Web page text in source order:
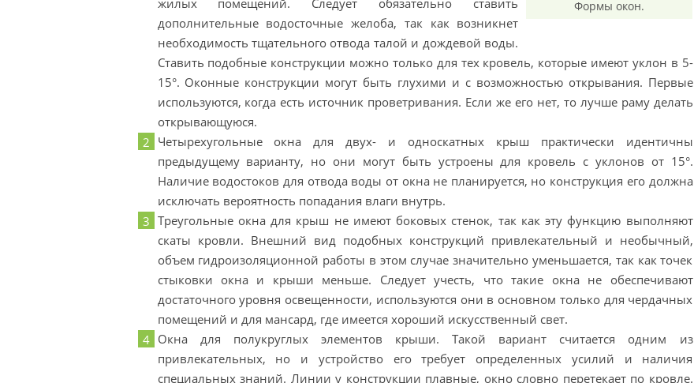
Формы окон.
жилых помещений. Следует обязательно ставить
дополнительные водосточные желоба, так как возникнет
необходимость тщательного отвода талой и дождевой воды.
Ставить подобные конструкции можно только для тех кровель, которые имеют уклон в 5-
15°. Оконные конструкции могут быть глухими и с возможностью открывания. Первые
используются, когда есть источник проветривания. Если же его нет, то лучше раму делать
открывающуюся.
Четырехугольные окна для двух- и односкатных крыш практически идентичны
предыдущему варианту, но они могут быть устроены для кровель с уклонов от 15°.
Наличие водостоков для отвода воды от окна не планируется, но конструкция его должна
исключать вероятность попадания влаги внутрь.
Треугольные окна для крыш не имеют боковых стенок, так как эту функцию выполняют
скаты кровли. Внешний вид подобных конструкций привлекательный и необычный,
объем гидроизоляционной работы в этом случае значительно уменьшается, так как точек
стыковки окна и крыши меньше. Следует учесть, что такие окна не обеспечивают
достаточного уровня освещенности, используются они в основном только для чердачных
помещений и для мансард, где имеется хороший искусственный свет.
Окна для полукруглых элементов крыши. Такой вариант считается одним из
привлекательных, но и устройство его требует определенных усилий и наличия
специальных знаний. Линии у конструкции плавные, окно словно перетекает по кровле.